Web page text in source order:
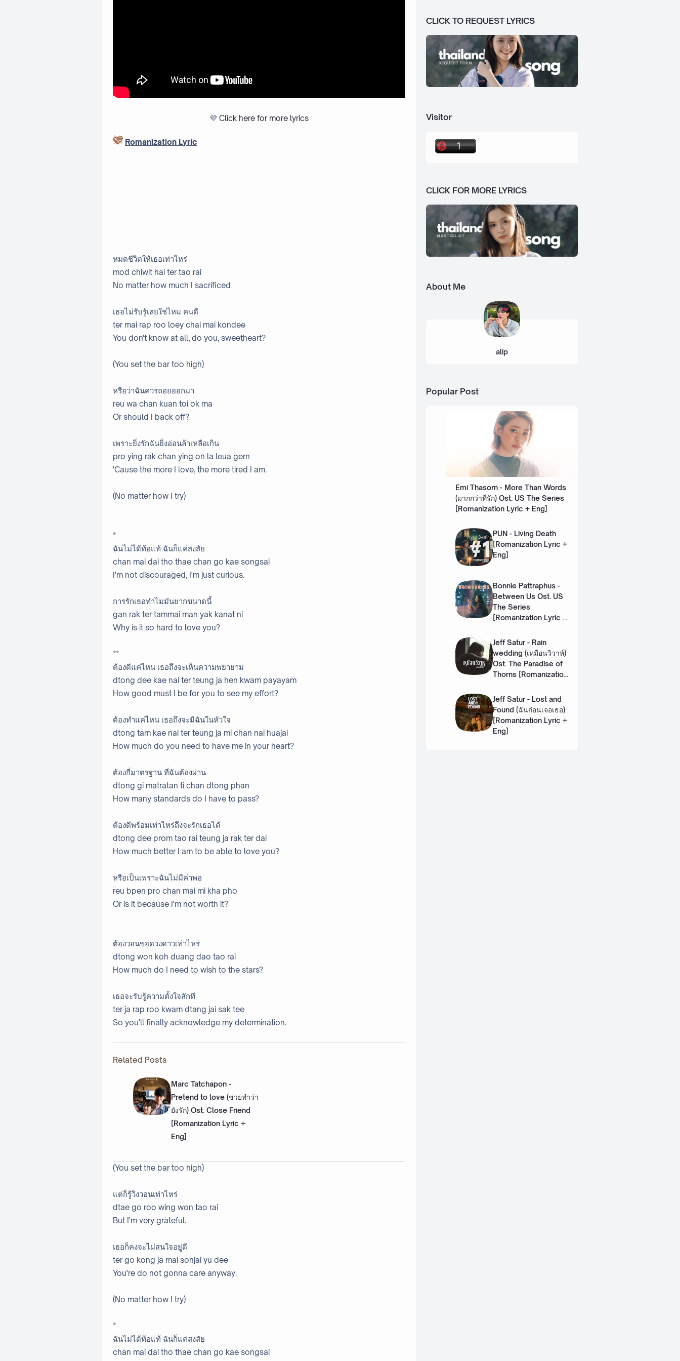
💜 Click here for more lyrics
Romanization Lyric
หมดชีวิตให้เธอเท่าไหร่
mod chiwit hai ter tao rai
No matter how much I sacrificed
เธอไม่รับรู้เลยใช่ไหม คนดี
ter mai rap roo loey chai mai kondee
You don't know at all, do you, sweetheart?
(You set the bar too high)
หรือว่าฉันควรถอยออกมา
reu wa chan kuan toi ok ma
Or should I back off?
เพราะยิ่งรักฉันยิ่งอ่อนล้าเหลือเกิน
pro ying rak chan ying on la leua gern
'Cause the more I love, the more tired I am.
(No matter how I try)
*
ฉันไม่ได้ท้อแท้ ฉันก็แค่สงสัย
chan mai dai tho thae chan go kae songsai
I'm not discouraged, I'm just curious.
การรักเธอทำไมมันยากขนาดนี้
gan rak ter tammai man yak kanat ni
Why is it so hard to love you?
**
ต้องดีแค่ไหน เธอถึงจะเห็นความพยายาม
dtong dee kae nai ter teung ja hen kwam payayam
How good must I be for you to see my effort?
ต้องทำแค่ไหน เธอถึงจะมีฉันในหัวใจ
dtong tam kae nai ter teung ja mi chan nai huajai
How much do you need to have me in your heart?
ต้องกี่มาตรฐาน ที่ฉันต้องผ่าน
dtong gi matratan ti chan dtong phan
How many standards do I have to pass?
ต้องดีพร้อมเท่าไหร่ถึงจะรักเธอได้
dtong dee prom tao rai teung ja rak ter dai
How much better I am to be able to love you?
หรือเป็นเพราะฉันไม่มีค่าพอ
reu bpen pro chan mai mi kha pho
Or is it because I'm not worth it?
ต้องวอนขอดวงดาวเท่าไหร่
dtong won koh duang dao tao rai
How much do I need to wish to the stars?
เธอจะรับรู้ความตั้งใจสักที
ter ja rap roo kwam dtang jai sak tee
So you'll finally acknowledge my determination.
Related Posts
Marc Tatchapon -
Pretend to love (ช่วยทำว่า
ยังรัก) Ost. Close Friend
[Romanization Lyric +
Eng]
(You set the bar too high)
แต่ก็รู้วิงวอนเท่าไหร่
dtae go roo wing won tao rai
But I'm very grateful.
เธอก็คงจะไม่สนใจอยู่ดี
ter go kong ja mai sonjai yu dee
You're do not gonna care anyway.
(No matter how I try)
*
ฉันไม่ได้ท้อแท้ ฉันก็แค่สงสัย
chan mai dai tho thae chan go kae songsai
CLICK TO REQUEST LYRICS
Visitor
CLICK FOR MORE LYRICS
About Me
alip
Popular Post
Emi Thasorn - More Than Words
(มากกว่าที่รัก) Ost. US The Series
[Romanization Lyric + Eng]
PUN - Living Death
[Romanization Lyric +
Eng]
Bonnie Pattraphus -
Between Us Ost. US
The Series
[Romanization Lyric +
Jeff Satur - Rain
wedding (เหมือนวิวาห์)
Ost. The Paradise of
Thorns [Romanization
Jeff Satur - Lost and
Found (ฉันก่อนเจอเธอ)
[Romanization Lyric +
Eng]